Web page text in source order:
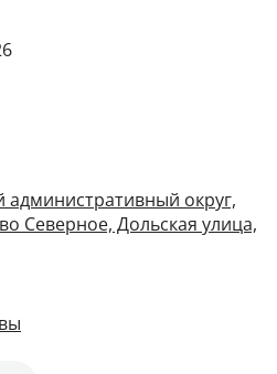
округ,
Северное, Дольская улица,